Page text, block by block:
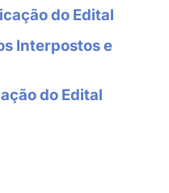
do Edital
Interpostos e
do Edital